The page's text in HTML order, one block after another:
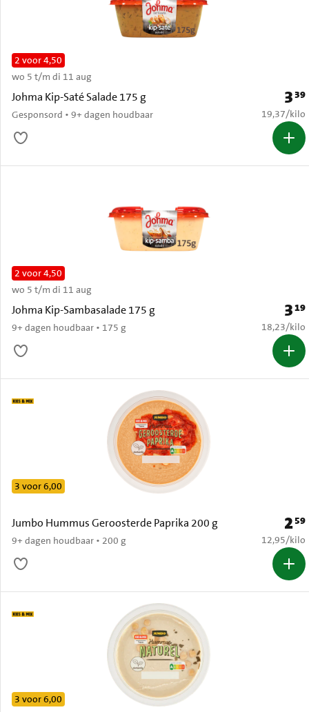
Johma Kip-Saté Salade 175 g
Gesponsord • 9+ dagen houdbaar
2 voor 4,50
wo 5 t/m di 11 aug
339
€ 19,37
19,37/kilo
Johma Kip-Sambasalade 175 g
9+ dagen houdbaar • 175 g
2 voor 4,50
wo 5 t/m di 11 aug
319
€ 18,23
18,23/kilo
Jumbo Hummus Geroosterde Paprika 200 g
9+ dagen houdbaar • 200 g
3 voor 6,00
259
€ 12,95
12,95/kilo
3 voor 6,00